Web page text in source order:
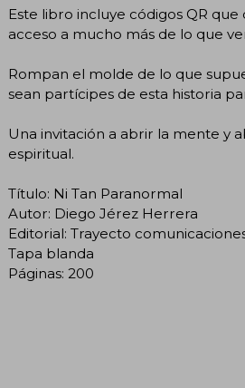
Este libro incluye códigos QR
acceso a mucho más de lo que
Rompan el molde de lo que
sean partícipes de esta historia
Una invitación a abrir la mente y
espiritual.
Título: Ni Tan Paranormal
Autor: Diego Jérez Herrera
Editorial: Trayecto
Tapa blanda
Páginas: 200